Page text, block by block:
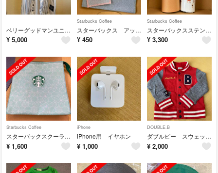
ベリーグッドマンユニワンピL
¥ 5,000
Starbucks Coffee
スターバックス アップサイクルコットン コースター&ランチョンマット
¥ 450
Starbucks Coffee
スターバックスステンレスタンブラーNARA
¥ 3,300
Starbucks Coffee
スターバックスクーラーバッグ
¥ 1,600
iPhone
iPhone用 イヤホン
¥ 1,000
DOUBLE.B
ダブルビー スウェットブルゾン120
¥ 2,000